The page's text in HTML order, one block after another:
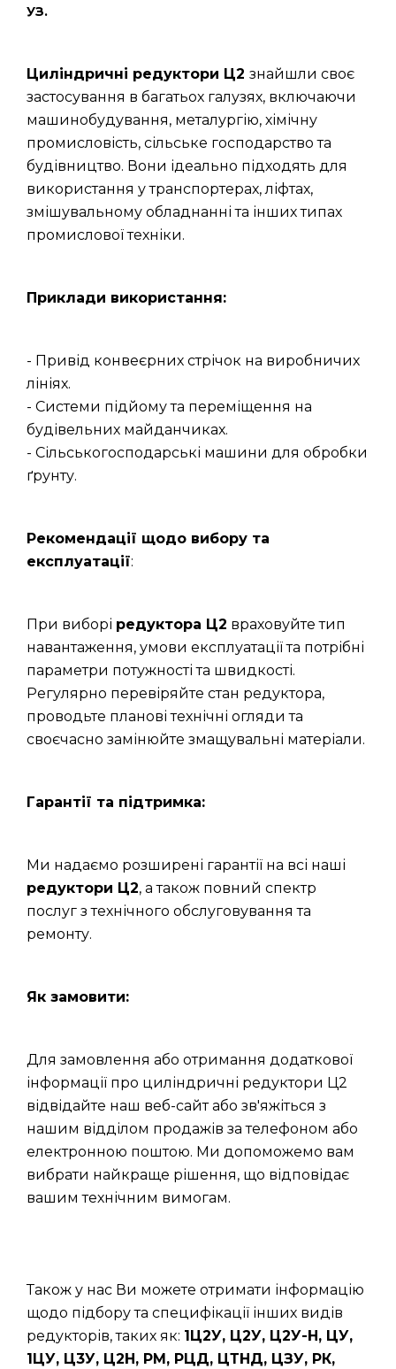
УЗ.
Циліндричні редуктори Ц2 знайшли своє
застосування в багатьох галузях, включаючи
машинобудування, металургію, хімічну
промисловість, сільське господарство та
будівництво. Вони ідеально підходять для
використання у транспортерах, ліфтах,
змішувальному обладнанні та інших типах
промислової техніки.
Приклади використання:
- Привід конвеєрних стрічок на виробничих
лініях.
- Системи підйому та переміщення на
будівельних майданчиках.
- Сільськогосподарські машини для обробки
ґрунту.
Рекомендації щодо вибору та
експлуатації:
При виборі редуктора Ц2 враховуйте тип
навантаження, умови експлуатації та потрібні
параметри потужності та швидкості.
Регулярно перевіряйте стан редуктора,
проводьте планові технічні огляди та
своєчасно замінюйте змащувальні матеріали.
Гарантії та підтримка:
Ми надаємо розширені гарантії на всі наші
редуктори Ц2, а також повний спектр
послуг з технічного обслуговування та
ремонту.
Як замовити:
Для замовлення або отримання додаткової
інформації про циліндричні редуктори Ц2
відвідайте наш веб-сайт або зв'яжіться з
нашим відділом продажів за телефоном або
електронною поштою. Ми допоможемо вам
вибрати найкраще рішення, що відповідає
вашим технічним вимогам.
Також у нас Ви можете отримати інформацію
щодо підбору та специфікації інших видів
редукторів, таких як: 1Ц2У, Ц2У, Ц2У-Н, ЦУ,
1ЦУ, Ц3У, Ц2Н, РМ, РЦД, ЦТНД, ЦЗУ, РК,